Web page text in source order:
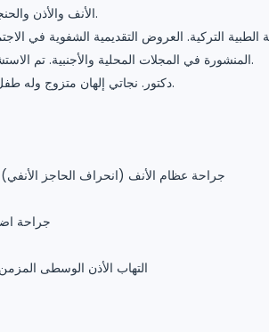
الأنف والأذن والحنجرة في كلية الطب بجامعة ساكاريا.
التركية. العروض التقديمية الشفوية في
المنشورة في المجلات المحلية والأجنبية. تم الاستشهاد بمقالاته ما يقرب من 100 مرة.
يجيد اللغة الإنجليزية ، Opr. دكتور. نجاتي إلهان متزوج وله طفل واحد.
• جراحة عظام الأنف (انحراف الحاجز
• جراحة
• التهاب الأذن الوسطى